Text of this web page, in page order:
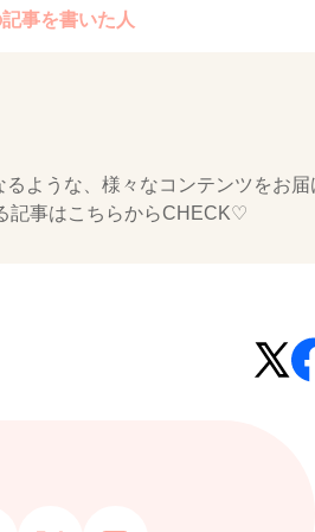
事を書いた人
ような、様々なコンテンツをお届
記事はこちらからCHECK♡